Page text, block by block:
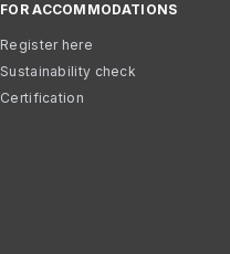
FOR ACCOMMODATIONS
Register here
Sustainability check
Certification